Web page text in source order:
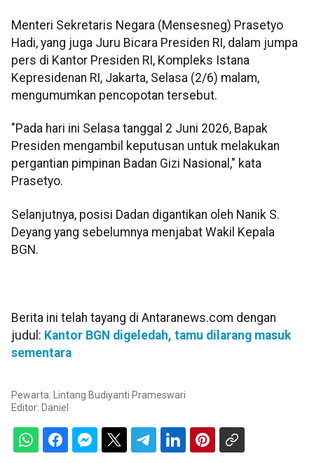
Menteri Sekretaris Negara (Mensesneg) Prasetyo
Hadi, yang juga Juru Bicara Presiden RI, dalam jumpa
pers di Kantor Presiden RI, Kompleks Istana
Kepresidenan RI, Jakarta, Selasa (2/6) malam,
mengumumkan pencopotan tersebut.
"Pada hari ini Selasa tanggal 2 Juni 2026, Bapak
Presiden mengambil keputusan untuk melakukan
pergantian pimpinan Badan Gizi Nasional," kata
Prasetyo.
Selanjutnya, posisi Dadan digantikan oleh Nanik S.
Deyang yang sebelumnya menjabat Wakil Kepala
BGN.
Berita ini telah tayang di Antaranews.com dengan
judul: Kantor BGN digeledah, tamu dilarang masuk
sementara
Pewarta: Lintang Budiyanti Prameswari
Editor: Daniel